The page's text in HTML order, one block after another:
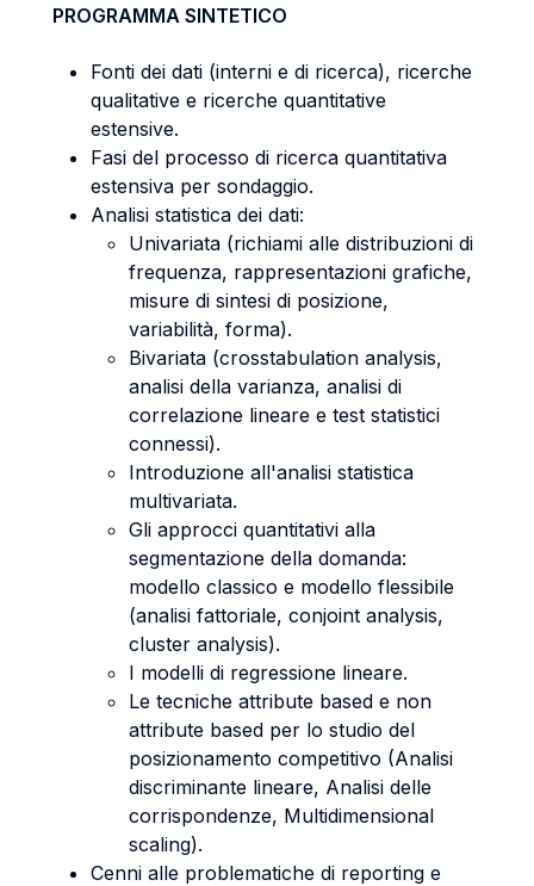
PROGRAMMA SINTETICO
Fonti dei dati (interni e di ricerca), ricerche
qualitative e ricerche quantitative
estensive.
Fasi del processo di ricerca quantitativa
estensiva per sondaggio.
Analisi statistica dei dati:
Univariata (richiami alle distribuzioni di
frequenza, rappresentazioni grafiche,
misure di sintesi di posizione,
variabilità, forma).
Bivariata (crosstabulation analysis,
analisi della varianza, analisi di
correlazione lineare e test statistici
connessi).
Introduzione all'analisi statistica
multivariata.
Gli approcci quantitativi alla
segmentazione della domanda:
modello classico e modello flessibile
(analisi fattoriale, conjoint analysis,
cluster analysis).
I modelli di regressione lineare.
Le tecniche attribute based e non
attribute based per lo studio del
posizionamento competitivo (Analisi
discriminante lineare, Analisi delle
corrispondenze, Multidimensional
scaling).
Cenni alle problematiche di reporting e